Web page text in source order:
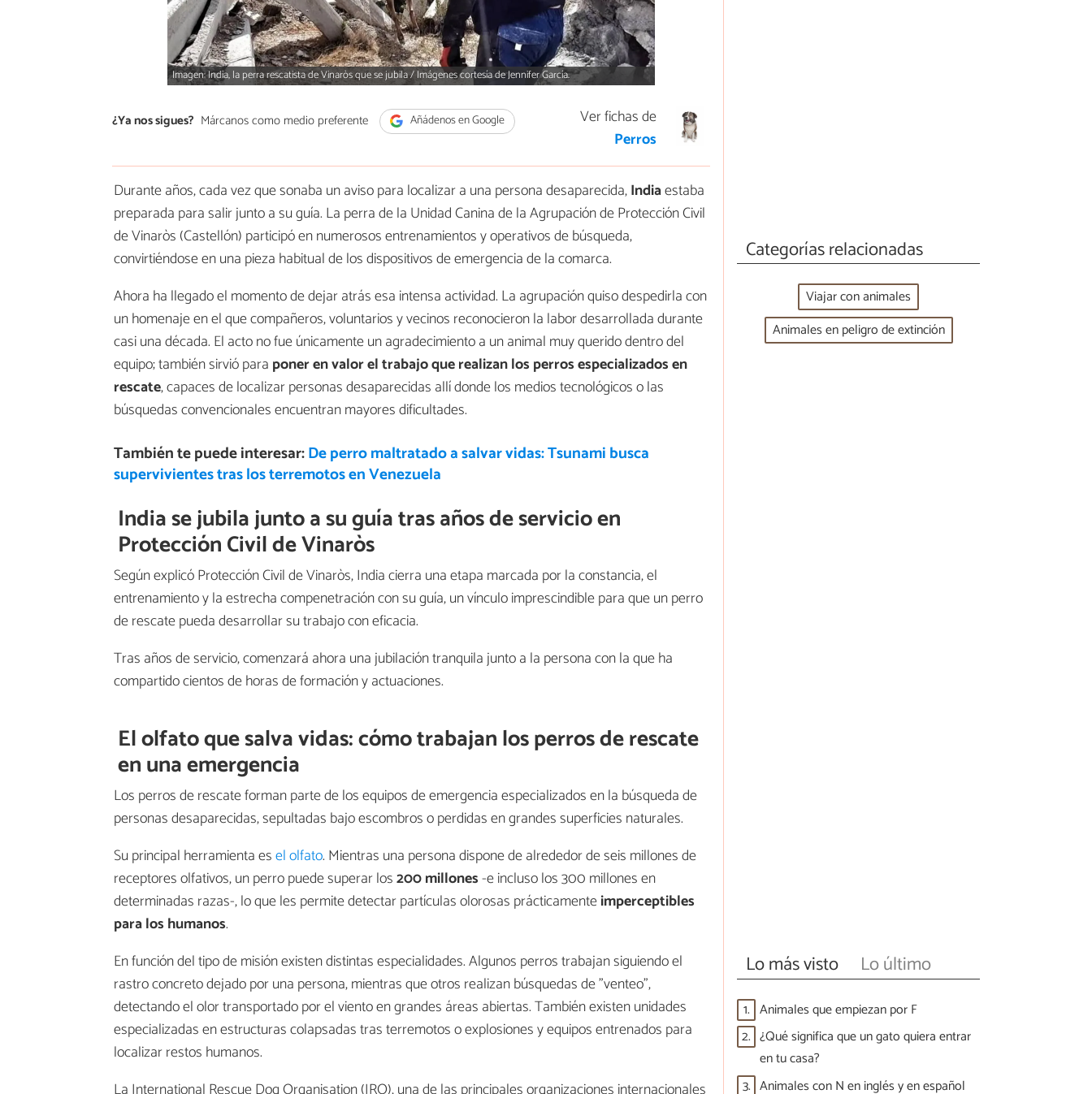
Imagen: India, la perra rescatista de Vinaròs que se jubila / Imágenes cortesía de Jennifer García.
¿Ya nos sigues? Márcanos como medio preferente Añádenos en Google
Ver fichas de
Perros
Durante años, cada vez que sonaba un aviso para localizar a una persona desaparecida,Indiaestaba
preparada para salir junto a su guía. La perra de la Unidad Canina de la Agrupación de Protección Civil
de Vinaròs (Castellón) participó en numerosos entrenamientos y operativos de búsqueda,
convirtiéndose en una pieza habitual de los dispositivos de emergencia de la comarca.
Ahora ha llegado el momento de dejar atrás esa intensa actividad. La agrupación quiso despedirla con
un homenaje en el que compañeros, voluntarios y vecinos reconocieron la labor desarrollada durante
casi una década. El acto no fue únicamente un agradecimiento a un animal muy querido dentro del
equipo; también sirvió para poner en valor el trabajo que realizan los perros especializados en
rescate, capaces de localizar personas desaparecidas allí donde los medios tecnológicos o las
búsquedas convencionales encuentran mayores dificultades.
También te puede interesar:De perro maltratado a salvar vidas: Tsunami busca
supervivientes tras los terremotos en Venezuela
India se jubila junto a su guía tras años de servicio en
Protección Civil de Vinaròs
Según explicó Protección Civil de Vinaròs, India cierra una etapa marcada por la constancia, el
entrenamiento y la estrecha compenetración con su guía, un vínculo imprescindible para que un perro
de rescate pueda desarrollar su trabajo con eficacia.
Tras años de servicio, comenzará ahora una jubilación tranquila junto a la persona con la que ha
compartido cientos de horas de formación y actuaciones.
El olfato que salva vidas: cómo trabajan los perros de rescate
en una emergencia
Los perros de rescate forman parte de los equipos de emergencia especializados en la búsqueda de
personas desaparecidas, sepultadas bajo escombros o perdidas en grandes superficies naturales.
Su principal herramienta esel olfato. Mientras una persona dispone de alrededor de seis millones de
receptores olfativos, un perro puede superar los200 millones-e incluso los 300 millones en
determinadas razas-, lo que les permite detectar partículas olorosas prácticamenteimperceptibles
para los humanos.
En función del tipo de misión existen distintas especialidades. Algunos perros trabajan siguiendo el
rastro concreto dejado por una persona, mientras que otros realizan búsquedas de "venteo",
detectando el olor transportado por el viento en grandes áreas abiertas. También existen unidades
especializadas en estructuras colapsadas tras terremotos o explosiones y equipos entrenados para
localizar restos humanos.
Categorías relacionadas
Viajar con animales
Animales en peligro de extinción
Lo más visto Lo último
1. Animales que empiezan por F
2. ¿Qué significa que un gato quiera entrar
en tu casa?
3. Animales con N en inglés y en español